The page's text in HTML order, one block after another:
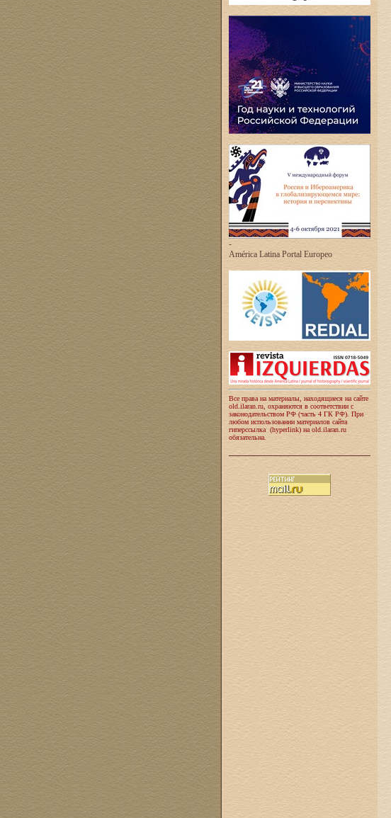
-
América Latina Portal Europeo
Все права на материалы, находящиеся на сайте
old.ilaran.ru, охраняются в соответствии с
законодательством РФ (часть 4 ГК РФ). При
любом использовании материалов сайта
гиперссылка (hyperlink) на old.ilaran.ru
обязательна.